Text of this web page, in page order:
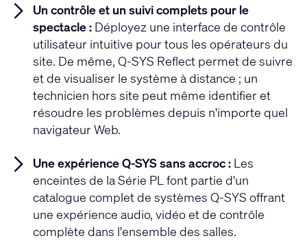
Un contrôle et un suivi complets pour le
spectacle : Déployez une interface de contrôle
utilisateur intuitive pour tous les opérateurs du
site. De même, Q-SYS Reflect permet de suivre
et de visualiser le système à distance ; un
technicien hors site peut même identifier et
résoudre les problèmes depuis n'importe quel
navigateur Web.
Une expérience Q-SYS sans accroc : Les
enceintes de la Série PL font partie d'un
catalogue complet de systèmes Q-SYS offrant
une expérience audio, vidéo et de contrôle
complète dans l'ensemble des salles.